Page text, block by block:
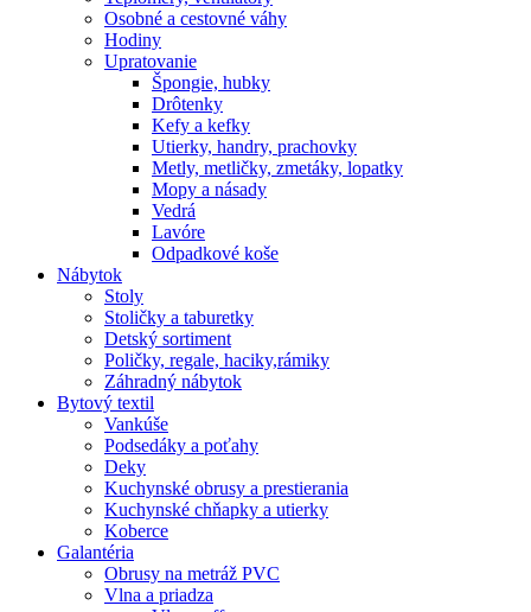
Osobné a cestovné váhy
Hodiny
Upratovanie
Špongie, hubky
Drôtenky
Kefy a kefky
Utierky, handry, prachovky
Metly, metličky, zmetáky, lopatky
Mopy a násady
Vedrá
Lavóre
Odpadkové koše
Nábytok
Stoly
Stoličky a taburetky
Detský sortiment
Poličky, regale, haciky,rámiky
Záhradný nábytok
Bytový textil
Vankúše
Podsedáky a poťahy
Deky
Kuchynské obrusy a prestierania
Kuchynské chňapky a utierky
Koberce
Galantéria
Obrusy na metráž PVC
Vlna a priadza